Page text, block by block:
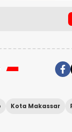
Kota Makassar